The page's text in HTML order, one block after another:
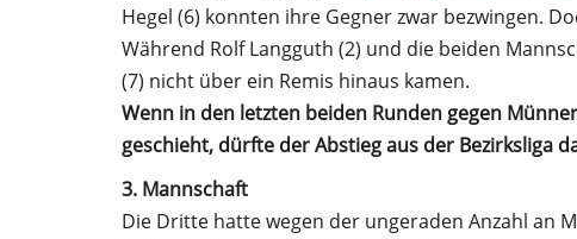
Hegel (6) konnten ihre Gegner zwar bezwingen.
Während Rolf Langguth (2) und die beiden
(7) nicht über ein Remis hinaus kamen.
Wenn in den letzten beiden Runden gegen
geschieht, dürfte der Abstieg aus der Bezirksliga
3. Mannschaft
Die Dritte hatte wegen der ungeraden Anzahl an